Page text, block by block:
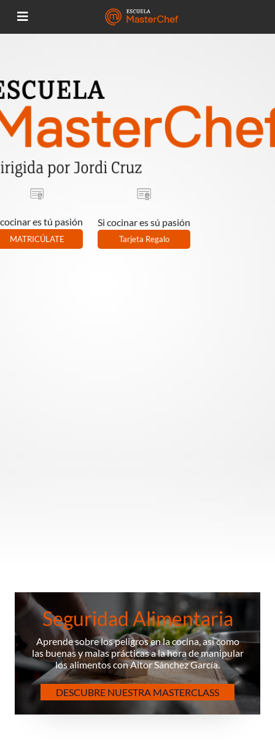
es tú pasión
MATRICÚLATE
Si cocinar es sú pasión
Tarjeta Regalo
Seguridad Alimentaria
Aprende sobre los peligros en la cocina, así como
las buenas y malas prácticas a la hora de manipular
los alimentos con Aitor Sánchez García.
DESCUBRE NUESTRA MASTERCLASS